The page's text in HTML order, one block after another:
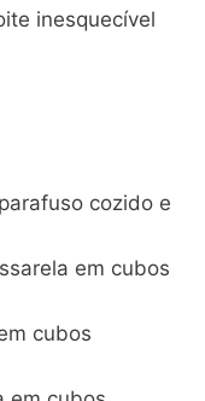
inesquecível
cozido e
em cubos
cubos